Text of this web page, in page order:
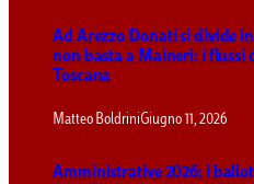
Ad Arezzo Donati si divide
non basta a Maineri: i flussi
Toscana
Matteo BoldriniGiugno 11, 2026
Amministrative 2026: i